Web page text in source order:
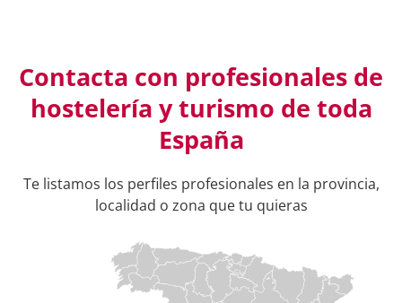
Contacta con profesionales de
hostelería y turismo de toda
España
Te listamos los perfiles profesionales en la provincia,
localidad o zona que tu quieras